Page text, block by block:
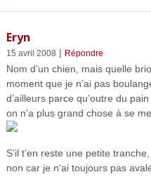
Eryn
15 avril 2008 | Répondre
Nom d’un chien, mais quelle
moment que je n’ai pas
d’ailleurs parce qu’outre du
on n’a plus grand chose à se
S’il t’en reste une petite
non car je n’ai toujours pas